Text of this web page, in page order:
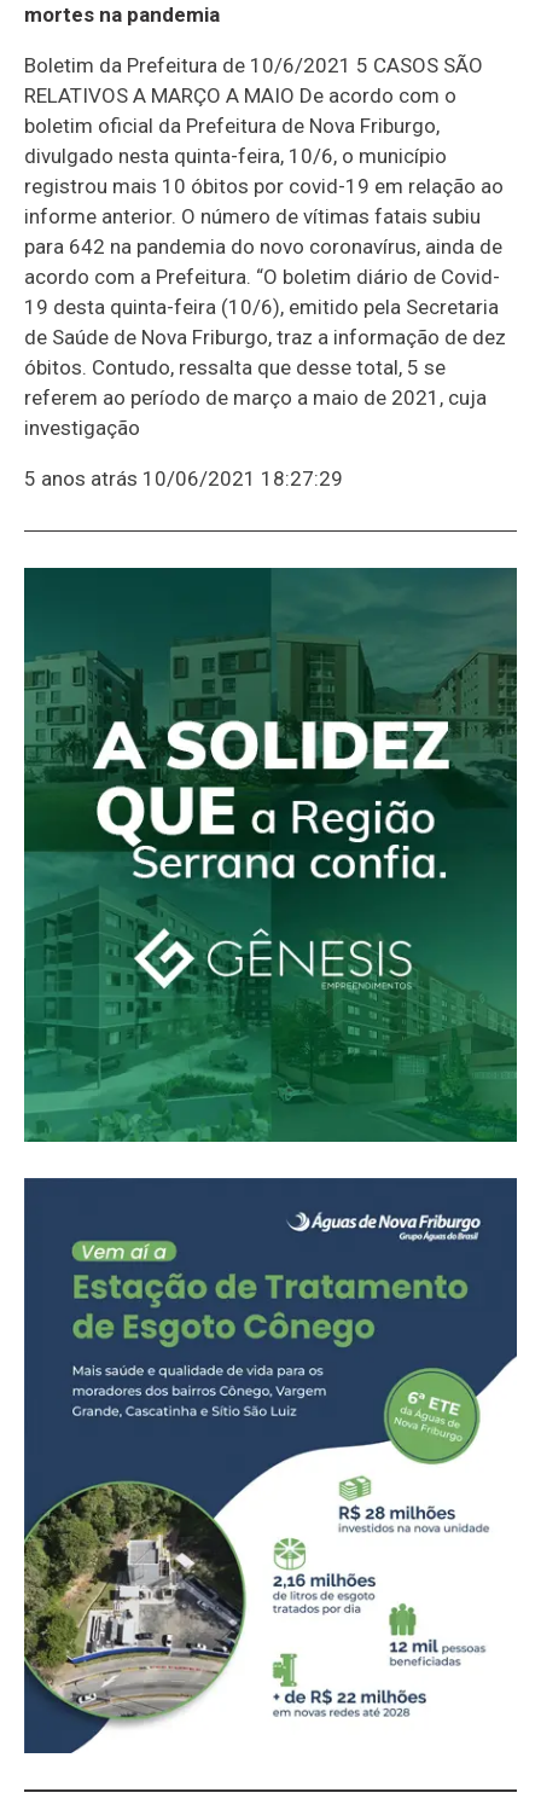
mortes na pandemia
Boletim da Prefeitura de 10/6/2021 5 CASOS SÃO
RELATIVOS A MARÇO A MAIO De acordo com o
boletim oficial da Prefeitura de Nova Friburgo,
divulgado nesta quinta-feira, 10/6, o município
registrou mais 10 óbitos por covid-19 em relação ao
informe anterior. O número de vítimas fatais subiu
para 642 na pandemia do novo coronavírus, ainda de
acordo com a Prefeitura. “O boletim diário de Covid-
19 desta quinta-feira (10/6), emitido pela Secretaria
de Saúde de Nova Friburgo, traz a informação de dez
óbitos. Contudo, ressalta que desse total, 5 se
referem ao período de março a maio de 2021, cuja
investigação
5 anos atrás 10/06/2021 18:27:29